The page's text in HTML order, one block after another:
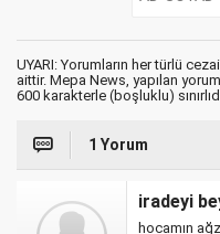
UYARI: Yorumların her türlü
aittir. Mepa News, yapılan
600 karakterle (boşluklu)
1 Yorum
iradeyi
hocamın